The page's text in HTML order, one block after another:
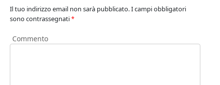
Il tuo indirizzo email non sarà pubblicato.I campi obbligatori
sono contrassegnati*
Commento